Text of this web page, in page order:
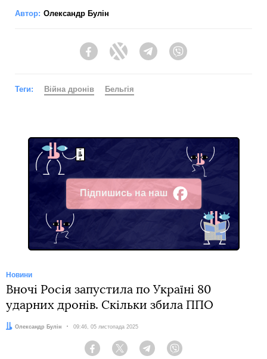
Автор: Олександр Булін
FacebookTwitter Telegram
Теги: Війна дронів Бельгія
Підпишись на наш
Facebook
Новини
Вночі Росія запустила по Україні 80
ударних дронів. Скільки збила ППО
Автор:
Олександр Булін Дата:
09:46, 05 листопада 2025
Facebook Twitter Telegram